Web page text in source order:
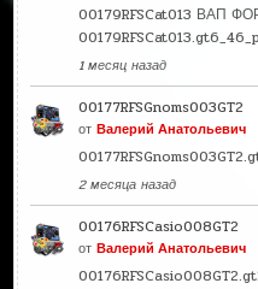
00179RFSCat013 ВАП
1 месяц назад
00177RFSGnoms003GT2
отВалерий Анатольевич
2 месяца назад
00176RFSCasio008GT2
отВалерий Анатольевич